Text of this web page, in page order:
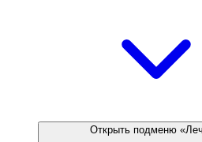
Открыть подменю